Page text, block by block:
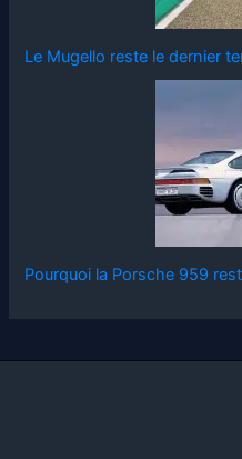
Le Mugello reste le dernier
Pourquoi la Porsche 959